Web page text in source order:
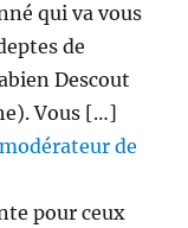
qui va vous
de
Descout
Vous […]
de
pour ceux